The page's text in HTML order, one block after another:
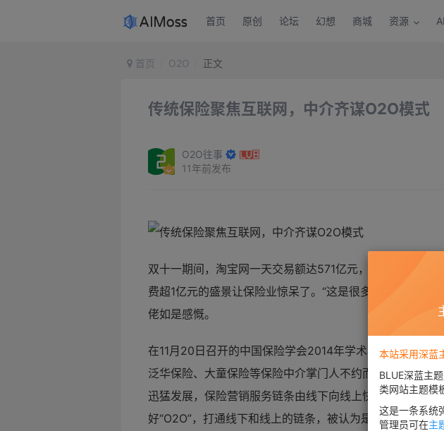
首页 原创 论坛 幻想 商城 资源
首页 O2O 正文
传统保险聚焦互联网，中介齐谋O2O模式
O2O往事
11年前发布
双十一期间，淘宝网一天交易额达571亿元，平安保险、众
费超1亿元的盛景让保险业惊呆了。“这是很多保险公司梦
佬如是感慨。
在11月20日召开的中国保险学会2014年学术年会保险中介
泛华保险、大童保险等保险中介掌门人不约而同将关注焦
迅猛发展，保险营销服务链条由线下向线上快速转移的当
好“O2O”，打通线下和线上的链条，被认为是至关重要的一
本站采用深蓝
BLUE深蓝主
类网站主题模
这是一条系统
管理员可在主